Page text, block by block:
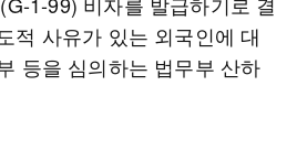
적 사유가 있는 외국인에 대
등을 심의하는 법무부 산하